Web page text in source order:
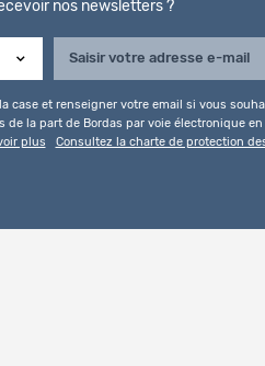
nos newsletters ?
case et renseigner votre email si vous
de la part de Bordas par voie électronique
plus Consultez la charte de protection